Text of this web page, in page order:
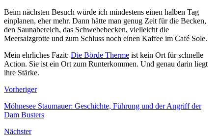
Beim nächsten Besuch würde ich mindestens einen halben Tag
einplanen, eher mehr. Dann hätte man genug Zeit für die Becken,
den Saunabereich, das Schwebebecken, vielleicht die
Meersalzgrotte und zum Schluss noch einen Kaffee im Café Sole.
Mein ehrliches Fazit: Die Börde Therme ist kein Ort für schnelle
Action. Sie ist ein Ort zum Runterkommen. Und genau darin liegt
ihre Stärke.
Vorheriger
Möhnesee Staumauer: Geschichte, Führung und der Angriff der
Dam Busters
Nächster